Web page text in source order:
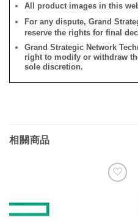
All product images in this
For any dispute, Grand
reserve the rights for final
Grand Strategic Network
right to modify or withdraw
sole discretion.
相關商品